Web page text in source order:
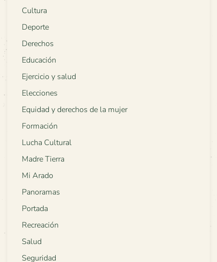
Cultura
Deporte
Derechos
Educación
Ejercicio y salud
Elecciones
Equidad y derechos de la mujer
Formación
Lucha Cultural
Madre Tierra
Mi Arado
Panoramas
Portada
Recreación
Salud
Seguridad